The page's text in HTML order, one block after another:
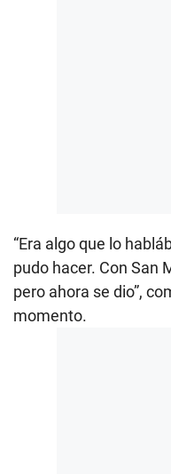
“Era algo que lo
pudo hacer. Con San
pero ahora se dio”,
momento.